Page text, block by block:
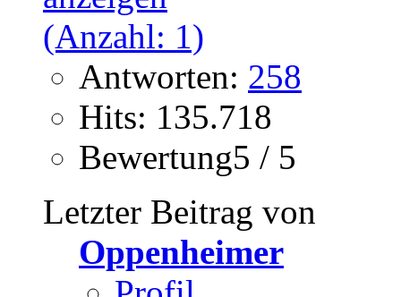
Antworten: 258
Hits: 135.718
Bewertung5 / 5
Letzter Beitrag von
Oppenheimer